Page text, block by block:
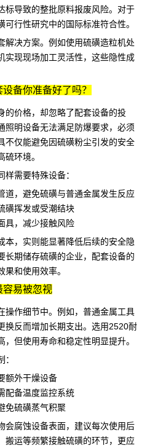
标导致的整批原料报废风险。对于
可行性研究中的国际标准符合性。
解决方案。例如使用硫磺造粒机处
实现现场加工灵活性，这些隐性成
备你准备好了吗？
的价格，却忽略了配套设备的投
照明设备无法满足防爆要求，必须
不仅能避免因硫磺粉尘引发的安全
环境。
需要特殊设备：
道，避免硫磺与普通金属发生反应
磺挥发或受潮结块
具，减少接触风险
本，实则能显著降低后续的安全隐
长期储存硫磺的企业，配套设备的
和使用效率。
容易被忽视
操作细节中。例如，普通金属工具
换反而增加长期支出。选用2520耐
但使用寿命和稳定性明显提升。
额外干燥设备
配备温度监控系统
免硫磺蒸气积聚
会腐蚀设备表面，建议每次使用后
搬运等频繁接触硫磺的环节，更应